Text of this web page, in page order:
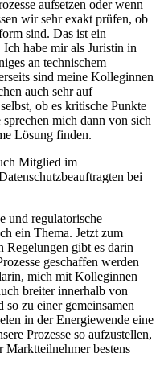
aufsetzen oder wenn
wir sehr exakt prüfen, ob
sind. Das ist ein
habe mir als Juristin in
an technischem
sind meine Kolleginnen
auch sehr auf
ob es kritische Punkte
mich dann von sich
Lösung finden.
Mitglied im
bei
und regulatorische
ein Thema. Jetzt zum
Regelungen gibt es darin
geschaffen werden
mich mit Kolleginnen
breiter innerhalb von
so zu einer gemeinsamen
in der Energiewende eine
Prozesse so aufzustellen,
Marktteilnehmer bestens